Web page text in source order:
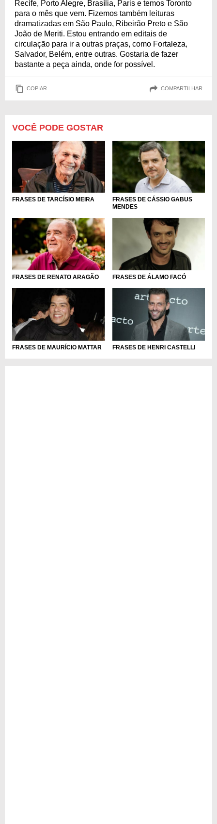
Recife, Porto Alegre, Brasília, Paris e temos Toronto
para o mês que vem. Fizemos também leituras
dramatizadas em São Paulo, Ribeirão Preto e São
João de Meriti. Estou entrando em editais de
circulação para ir a outras praças, como Fortaleza,
Salvador, Belém, entre outras. Gostaria de fazer
bastante a peça ainda, onde for possível.
COPIAR COMPARTILHAR
VOCÊ PODE GOSTAR
FRASES DE TARCÍSIO MEIRA
FRASES DE CÁSSIO GABUS
MENDES
FRASES DE RENATO ARAGÃO FRASES DE ÁLAMO FACÓ
FRASES DE MAURÍCIO MATTAR FRASES DE HENRI CASTELLI